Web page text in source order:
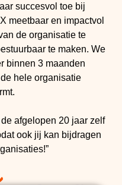
succesvol toe bij
meetbaar en impactvol
de organisatie te
te maken. We
binnen 3 maanden
hele organisatie
afgelopen 20 jaar zelf
ook jij kan bijdragen